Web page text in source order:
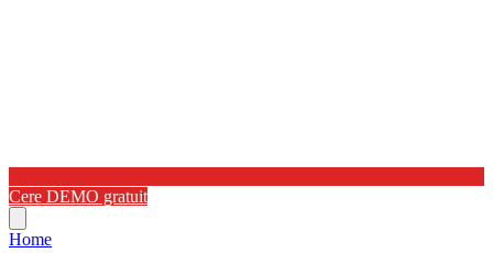
Cere DEMO gratuit
Home